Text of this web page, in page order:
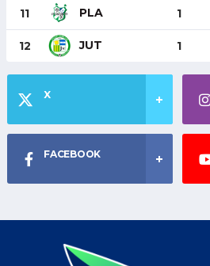
11 PLA 1
12 JUT 1
X
FACEBOOK